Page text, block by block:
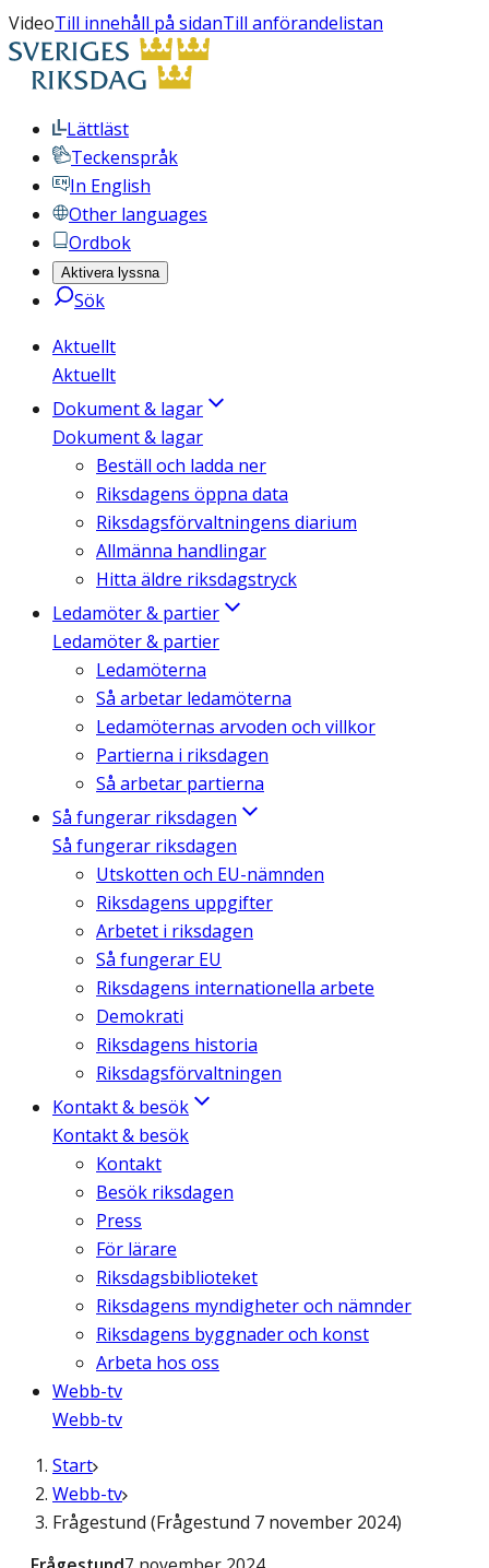
VideoTill innehåll på sidanTill anförandelistan
Lättläst
Teckenspråk
In English
Other languages
Ordbok
Aktivera lyssna
Sök
Aktuellt
Aktuellt
Dokument & lagar
Dokument & lagar
Beställ och ladda ner
Riksdagens öppna data
Riksdagsförvaltningens diarium
Allmänna handlingar
Hitta äldre riksdagstryck
Ledamöter & partier
Ledamöter & partier
Ledamöterna
Så arbetar ledamöterna
Ledamöternas arvoden och villkor
Partierna i riksdagen
Så arbetar partierna
Så fungerar riksdagen
Så fungerar riksdagen
Utskotten och EU-nämnden
Riksdagens uppgifter
Arbetet i riksdagen
Så fungerar EU
Riksdagens internationella arbete
Demokrati
Riksdagens historia
Riksdagsförvaltningen
Kontakt & besök
Kontakt & besök
Kontakt
Besök riksdagen
Press
För lärare
Riksdagsbiblioteket
Riksdagens myndigheter och nämnder
Riksdagens byggnader och konst
Arbeta hos oss
Webb-tv
Webb-tv
Start
Webb-tv
Frågestund (Frågestund 7 november 2024)